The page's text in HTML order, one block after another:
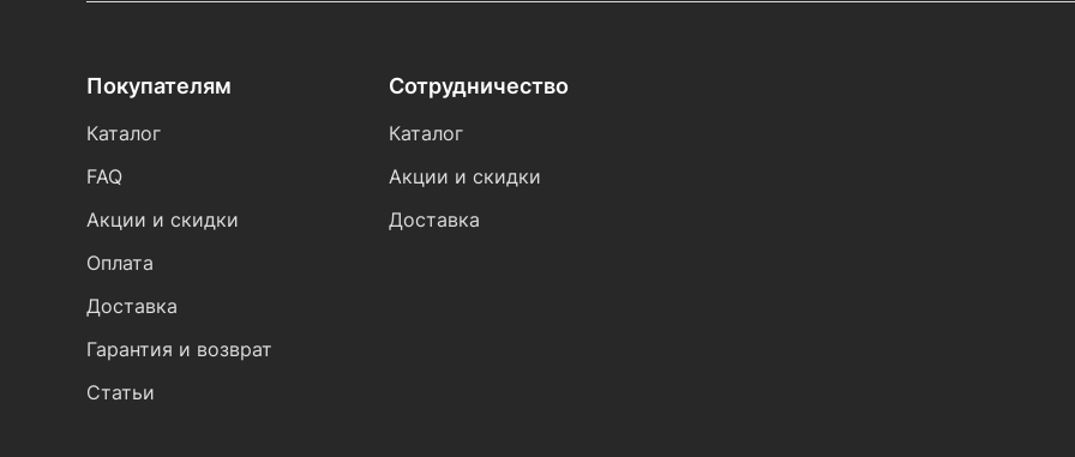
Покупателям
Каталог
FAQ
Акции и скидки
Оплата
Доставка
Гарантия и возврат
Статьи
Сотрудничество
Каталог
Акции и скидки
Доставка